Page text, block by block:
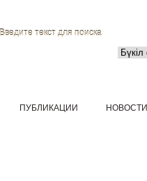
Введите текст для поиска
ПУБЛИКАЦИИ НОВОСТИ